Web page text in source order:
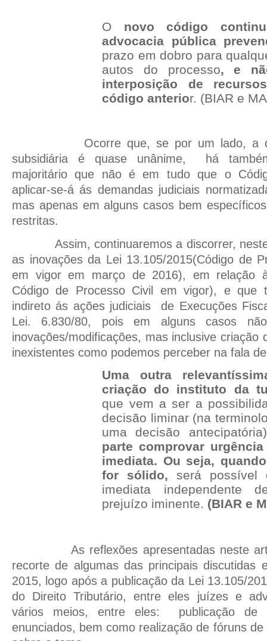
O novo código
advocacia pública
prazo em dobro para
autos do processo, e
interposição de
código anterior. (BIAR e
Ocorre que, se por um lado, a
subsidiária é quase unânime,
há
majoritário que não é em tudo que o
aplicar-se-á ás demandas judiciais
mas apenas em alguns casos bem
restritas.
Assim, continuaremos a discorrer,
as inovações da Lei 13.105/2015(Código de
em vigor em março de 2016), em relação
Código de Processo Civil em vigor), e que
indireto ás ações judiciais
de Execuções
Lei. 6.830/80, pois em alguns casos
inovações/modificações, mas inclusive criação
inexistentes como podemos perceber na fala
Uma outra
criação do instituto da
que vem a ser a
decisão liminar (na
uma decisão antecipatória)
parte comprovar
imediata. Ou seja,
for sólido, será possível
imediata independente
prejuízo iminente.
(BIAR e
As reflexões apresentadas neste
recorte de algumas das principais discutidas
2015, logo após a publicação da Lei 13.105/
do Direito Tributário, entre eles juízes e
vários meios, entre eles:
publicação de
enunciados, bem como realização de fóruns